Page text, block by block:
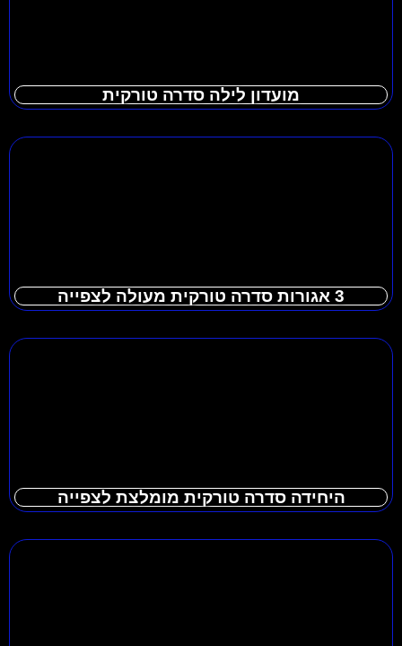
מועדון לילה סדרה טורקית
3 אגורות סדרה טורקית מעולה לצפייה
היחידה סדרה טורקית מומלצת לצפייה